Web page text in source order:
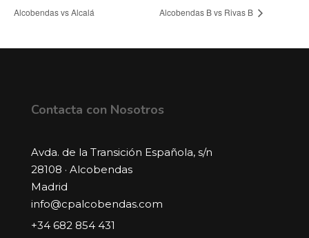
Alcobendas vs Alcalá
Alcobendas B vs Rivas B
Contacta con Nosotros
Avda. de la Transición Española, s/n
28108 · Alcobendas
Madrid
info@cpalcobendas.com
+34 682 854 431